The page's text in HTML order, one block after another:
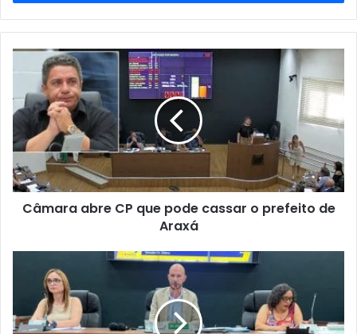
de
email
Câmara
que
pode
cassar
o
prefeito
de
Araxá
Câmara abre CP que pode cassar o prefeito de
Araxá
Processante
realiza
reunião
para